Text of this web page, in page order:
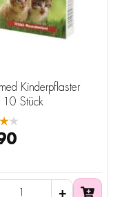
Kinderpflaster
10 Stück